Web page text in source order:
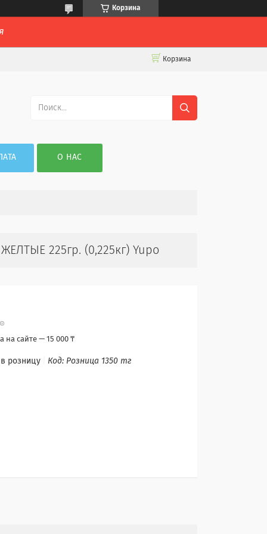
Корзина
Корзина
О НАС
225гр. (0,225кг) Yupo
на сайте — 15 000 ₸
розницу Код: Розница 1350 тг